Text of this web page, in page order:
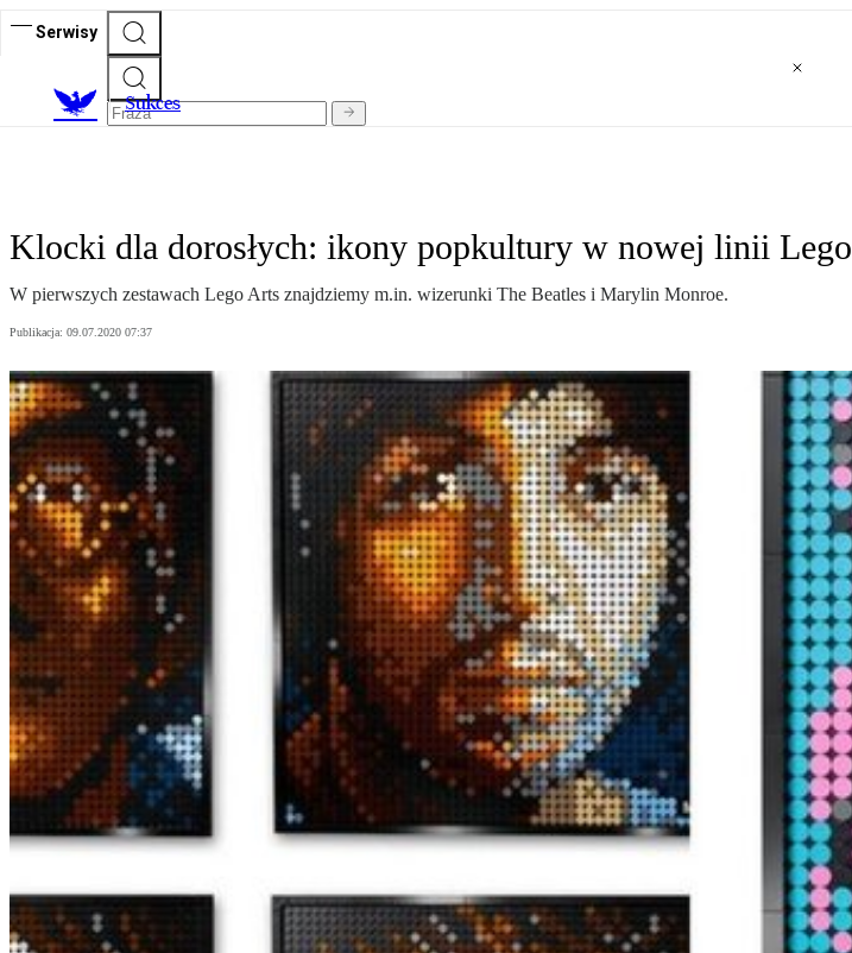
Serwisy
Sukces
Klocki dla dorosłych: ikony popkultury w nowej linii Lego
W pierwszych zestawach Lego Arts znajdziemy m.in. wizerunki The Beatles i Marylin Monroe.
Publikacja: 09.07.2020 07:37